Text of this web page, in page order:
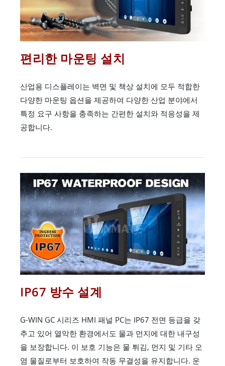
편리한 마운팅 설치
산업용 디스플레이는 벽면 및 책상 설치에 모두 적합한
다양한 마운팅 옵션을 제공하여 다양한 산업 분야에서
특정 요구 사항을 충족하는 간편한 설치와 적응성을 제
공합니다.
IP67 방수 설계
G-WIN GC 시리즈 HMI 패널 PC는 IP67 전면 등급을 갖
추고 있어 열악한 환경에서도 물과 먼지에 대한 내구성
을 보장합니다. 이 보호 기능은 물 튀김, 먼지 및 기타 오
염 물질로부터 보호하여 작동 무결성을 유지합니다. 운